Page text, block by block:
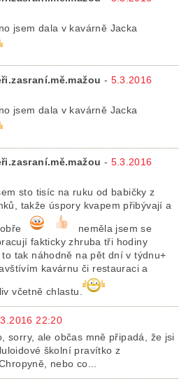
jsem dala v kavárně Jacka
- 5.3.2016
jsem dala v kavárně Jacka
- 5.3.2016
sto tisíc na ruku od babičky z
takže úspory kvapem přibývají a
neměla jsem se
fakticky zhruba tři hodiny
tak náhodně na pět dní v týdnu+
kavárnu či restauraci a
včetně chlastu.
22:20
sorry, ale občas mně připadá, že jsi
školní pravítko z
nebo co...